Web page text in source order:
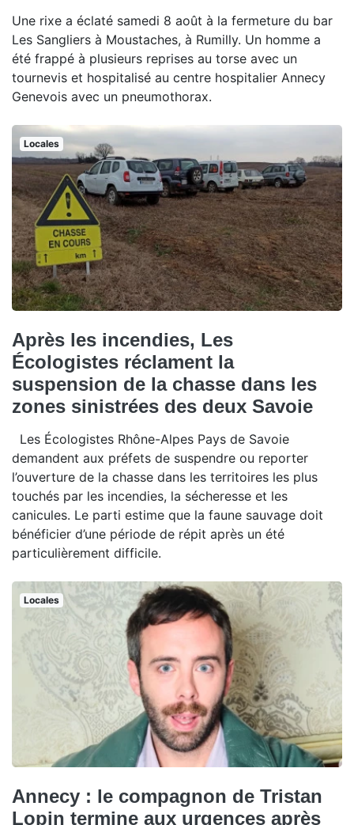
Une rixe a éclaté samedi 8 août à la fermeture du bar
Les Sangliers à Moustaches, à Rumilly. Un homme a
été frappé à plusieurs reprises au torse avec un
tournevis et hospitalisé au centre hospitalier Annecy
Genevois avec un pneumothorax.
Locales
Après les incendies, Les
Écologistes réclament la
suspension de la chasse dans les
zones sinistrées des deux Savoie
Les Écologistes Rhône-Alpes Pays de Savoie
demandent aux préfets de suspendre ou reporter
l’ouverture de la chasse dans les territoires les plus
touchés par les incendies, la sécheresse et les
canicules. Le parti estime que la faune sauvage doit
bénéficier d’une période de répit après un été
particulièrement difficile.
Locales
Annecy : le compagnon de Tristan
Lopin termine aux urgences après